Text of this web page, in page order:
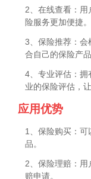
2、在线查看：
险服务更加便捷。
3、保险推荐：会
合自己的保险产品
4、专业评估：拥
业的保险评估，
应用优势
1、保险购买：
品。
2、保险理赔：用
赔申请。